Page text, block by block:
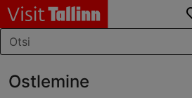
Ostlemine